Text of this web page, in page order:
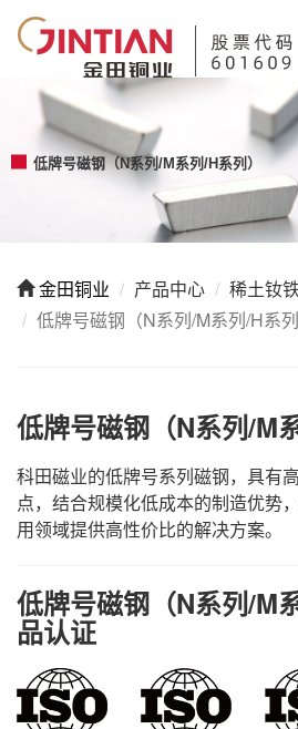
低牌号磁钢（N系列/M系列/H系列）
HHHHH
金田铜业 产品中心
稀土钕
低牌号磁钢（N系列/M系列/H系列
低牌号磁钢（N系列/M
科田磁业的低牌号系列磁钢，具有
点，结合规模化低成本的制造优势
用领域提供高性价比的解决方案。
低牌号磁钢（N系列/M
品认证